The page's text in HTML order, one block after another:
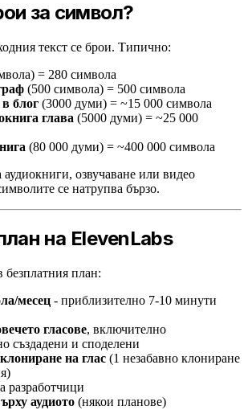
за символ?
текст се брои. Типично:
= 280 символа
(500 символа) = 500 символа
блог (3000 думи) = ~15 000 символа
глава (5000 думи) = ~25 000
(80 000 думи) = ~400 000 символа
аудиокниги, озвучаване или видео
се натрупва бързо.
на ElevenLabs
безплатния план:
месец - приблизително 7-10 минути
гласове, включително
създадени и споделени
на глас (1 незабавно клониране
разработчици
аудиото (някои планове)